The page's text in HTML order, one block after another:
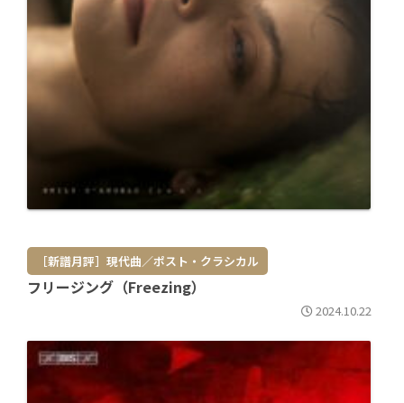
［新譜月評］現代曲／ポスト・クラシカル
フリージング（Freezing）
2024.10.22